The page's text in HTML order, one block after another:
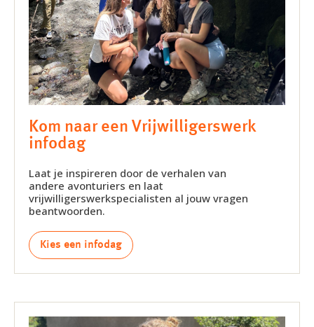
Kom naar een Vrijwilligerswerk
infodag
Laat je inspireren door de verhalen van
andere avonturiers en laat
vrijwilligerswerkspecialisten al jouw vragen
beantwoorden.
Kies een infodag